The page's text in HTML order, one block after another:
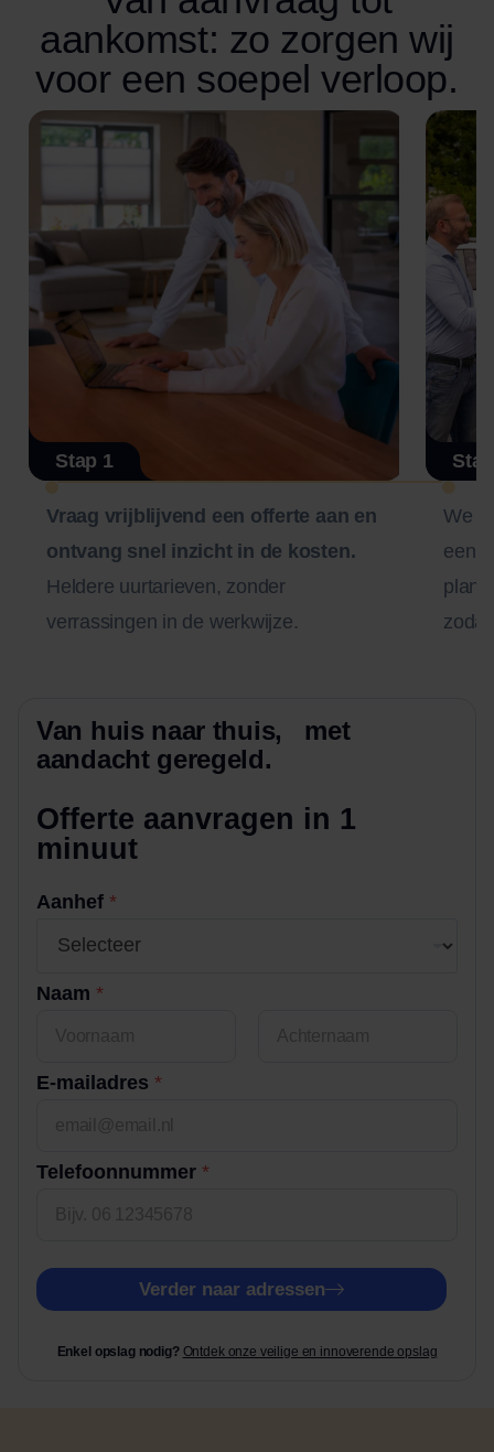
aankomst: zo zorgen wij
voor een soepel verloop.
Stap 1
Vraag vrijblijvend een offerte aan en
ontvang snel inzicht in de kosten.
Heldere uurtarieven, zonder
verrassingen in de werkwijze.
We
een
Van huis naar thuis, met
aandacht geregeld.
Offerte aanvragen in 1
minuut
Aanhef *
Naam *
Voornaam
E-mailadres *
i
e
f
Telefoonnummer *
Verder naar adressen
Enkel opslag nodig? Ontdek onze veilige en innoverende opslag